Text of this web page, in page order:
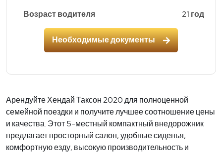
Возраст водителя 21 год
Необходимые документы
Арендуйте Хендай Таксон 2020 для полноценной
семейной поездки и получите лучшее соотношение цены
и качества. Этот 5-местный компактный внедорожник
предлагает просторный салон, удобные сиденья,
комфортную езду, высокую производительность и